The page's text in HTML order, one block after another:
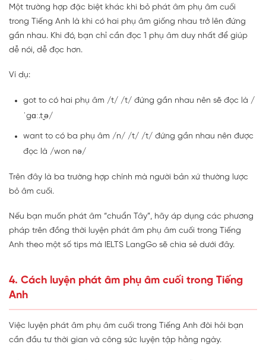
Một trường hợp đặc biệt khác khi bỏ phát âm phụ âm cuối
trong Tiếng Anh là khi có hai phụ âm giống nhau trở lên đứng
gần nhau. Khi đó, bạn chỉ cần đọc 1 phụ âm duy nhất để giúp
dễ nói, dễ đọc hơn.
Ví dụ:
got to có hai phụ âm /t/ /t/ đứng gần nhau nên sẽ đọc là /
ˈgɑː.t ̬ə/
want to có ba phụ âm /n/ /t/ /t/ đứng gần nhau nên được
đọc là /won nə/
Trên đây là ba trường hợp chính mà người bản xứ thường lược
bỏ âm cuối.
Nếu bạn muốn phát âm “chuẩn Tây”, hãy áp dụng các phương
pháp trên đồng thời luyện phát âm phụ âm cuối trong Tiếng
Anh theo một số tips mà IELTS LangGo sẽ chia sẻ dưới đây.
4. Cách luyện phát âm phụ âm cuối trong Tiếng
Anh
Việc luyện phát âm phụ âm cuối trong Tiếng Anh đòi hỏi bạn
cần đầu tư thời gian và công sức luyện tập hằng ngày.